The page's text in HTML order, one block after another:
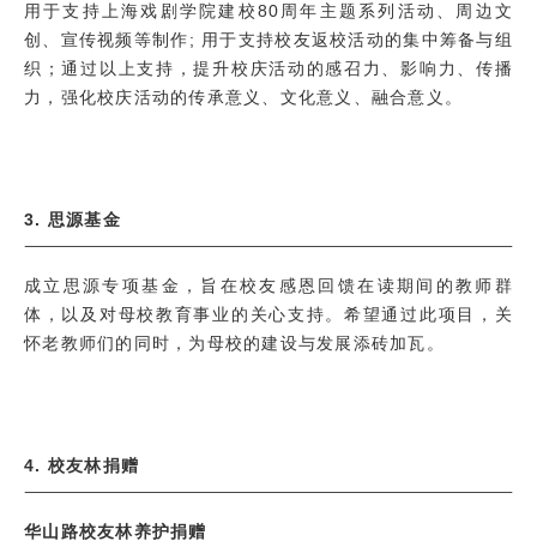
用于支持上海戏剧学院建校80周年主题系列活动、周边文
创、宣传视频等制作; 用于支持校友返校活动的集中筹备与组
织；通过以上支持，提升校庆活动的感召力、影响力、传播
力，强化校庆活动的传承意义、文化意义、融合意义。
3. 思源基金
成立思源专项基金，旨在校友感恩回馈在读期间的教师群
体，以及对母校教育事业的关心支持。希望通过此项目，关
怀老教师们的同时，为母校的建设与发展添砖加瓦。
4. 校友林捐赠
华山路校友林养护捐赠